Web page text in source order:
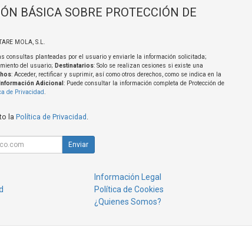
BÁSICA SOBRE PROTECCIÓN DE
MOLA, S.L.
consultas planteadas por el usuario y enviarle la información solicitada;
del usuario; Destinatarios: Solo se realizan cesiones si existe una
: Acceder, rectificar y suprimir, así como otros derechos, como se indica en la
Información Adicional : Puede consultar la información completa de Protección de
de Privacidad
la Política de Privacidad .
Enviar
Información Legal
Política de Cookies
¿Quienes Somos?